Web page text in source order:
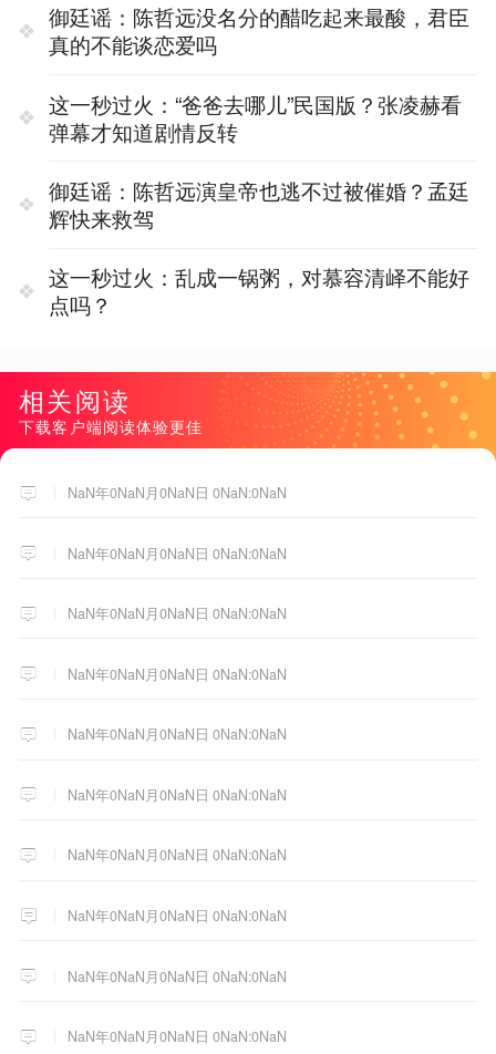
御廷谣：陈哲远没名分的醋吃起来最酸，君臣
真的不能谈恋爱吗
这一秒过火：“爸爸去哪儿”民国版？张凌赫看
弹幕才知道剧情反转
御廷谣：陈哲远演皇帝也逃不过被催婚？孟廷
辉快来救驾
这一秒过火：乱成一锅粥，对慕容清峄不能好
点吗？
相关阅读
下载客户端阅读体验更佳
NaN年0NaN月0NaN日 0NaN:0NaN
NaN年0NaN月0NaN日 0NaN:0NaN
NaN年0NaN月0NaN日 0NaN:0NaN
NaN年0NaN月0NaN日 0NaN:0NaN
NaN年0NaN月0NaN日 0NaN:0NaN
NaN年0NaN月0NaN日 0NaN:0NaN
NaN年0NaN月0NaN日 0NaN:0NaN
NaN年0NaN月0NaN日 0NaN:0NaN
NaN年0NaN月0NaN日 0NaN:0NaN
NaN年0NaN月0NaN日 0NaN:0NaN